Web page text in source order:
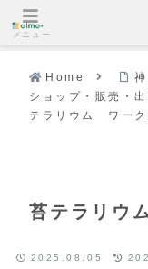
Home
ショップ・販売・
テラリウム ワーク
苔テラリウ
2025.08.05
メニュー